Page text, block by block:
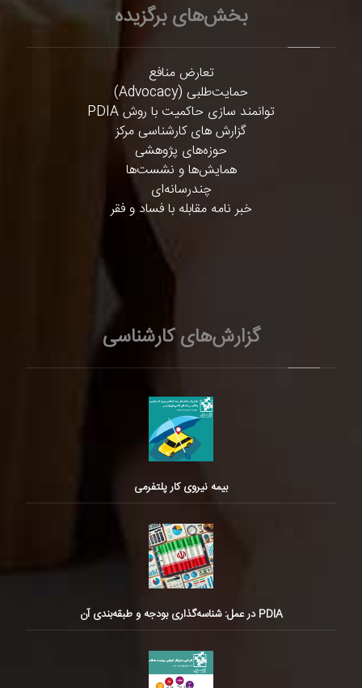
بخش‌های برگزیده
تعارض منافع
حمایت‌طلبی (Advocacy)
توانمند سازی حاکمیت با روش PDIA
گزارش های کارشناسی مرکز
حوزه‌های پژوهشی
همایش‌ها و نشست‌ها
چندرسانه‌ای
خبر نامه مقابله با فساد و فقر
گزارش‌های کارشناسی
بیمه نیروی کار پلتفرمی
PDIA در عمل: شناسه‌گذاری بودجه و طبقه‌بندی آن